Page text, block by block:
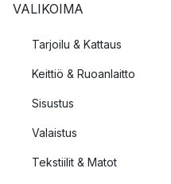
VALIKOIMA
Tarjoilu & Kattaus
Keittiö & Ruoanlaitto
Sisustus
Valaistus
Tekstiilit & Matot